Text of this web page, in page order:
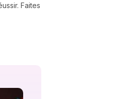
Faites